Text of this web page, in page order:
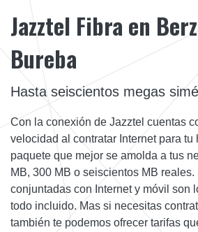
Jazztel Fibra en
Bureba
Hasta seiscientos megas
Con la conexión de Jazztel cuentas
velocidad al contratar Internet para tu
paquete que mejor se amolda a tus
MB, 300 MB o seiscientos MB reales.
conjuntadas con Internet y móvil son
todo incluido. Mas si necesitas
también te podemos ofrecer tarifas